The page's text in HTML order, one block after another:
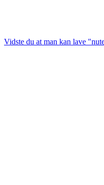
Vidste du at man kan lave